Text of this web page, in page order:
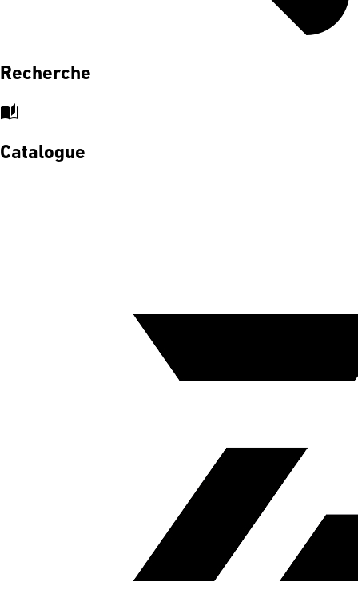
Recherche
auto_stories
Catalogue